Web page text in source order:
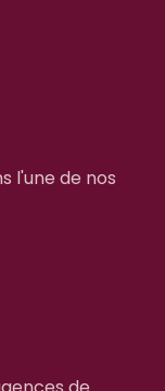
l'une de nos